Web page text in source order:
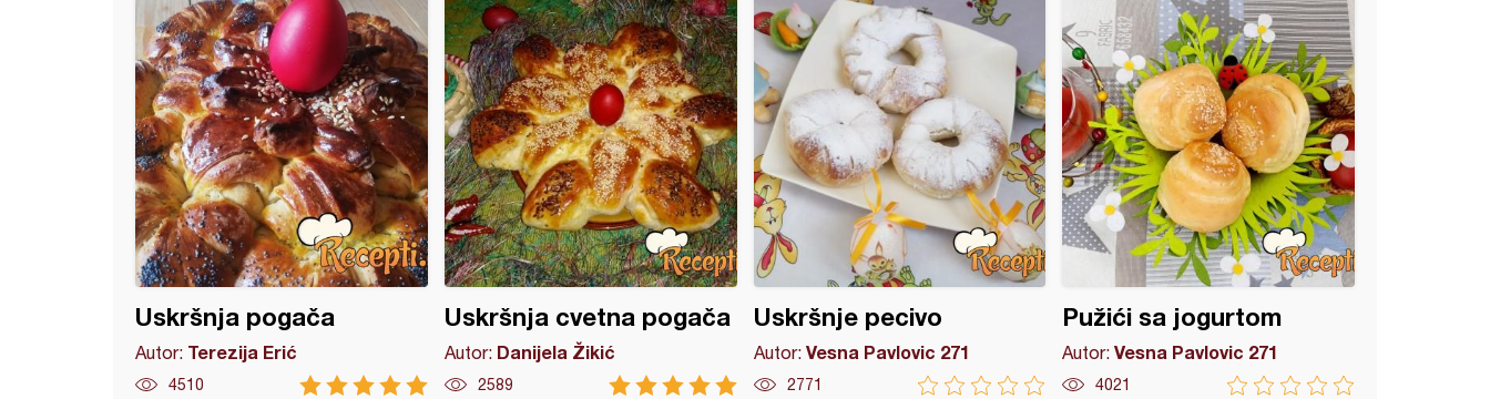
Uskršnja pogača
Autor: Terezija Erić
4510
Uskršnja cvetna pogača
Autor: Danijela Žikić
2589
Uskršnje pecivo
Autor: Vesna Pavlovic 271
2771
Pužići sa jogurtom
Autor:Vesna Pavlovic 271
4021